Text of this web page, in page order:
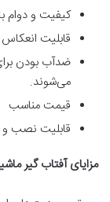
کیفیت و دوام
قابلیت
ضدآب بودن
می‌شوند.
قیمت مناسب
قابلیت نصب
مزایای آفتاب گیر